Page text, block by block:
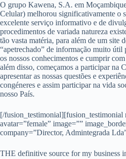
O grupo Kawena, S.A. em
Celular) melhorou significativamente o
excelente serviço informativo e de
procedimentos de variada natureza
tão vasta matéria, para além de um site
“apetrechado” de informação muito útil
os nossos conhecimentos e cumprir
além disso, começamos a participar na
apresentar as nossas questões e
congéneres e assim participar na vida
nosso País.
[/fusion_testimonial][fusion_testimonial
avatar=”female” image=””
company=”Director, Admintegrada
THE definitive source for my business